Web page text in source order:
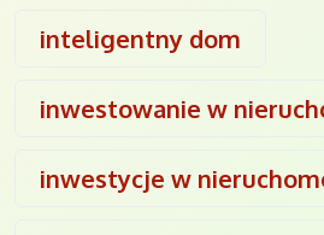
inteligentny dom
inwestowanie w
inwestycje w